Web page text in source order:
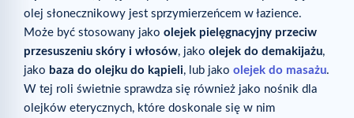
olej słonecznikowy jest sprzymierzeńcem w łazience.
Może być stosowany jako olejek pielęgnacyjny przeciw
przesuszeniu skóry i włosów, jako olejek do demakijażu,
jako baza do olejku do kąpieli, lub jako olejek do masażu.
W tej roli świetnie sprawdza się również jako nośnik dla
olejków eterycznych, które doskonale się w nim